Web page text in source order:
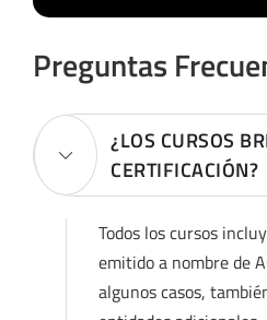
Preguntas
¿LOS CURSOS
CERTIFICACIÓN?
Todos los cursos
emitido a nombre de
algunos casos,